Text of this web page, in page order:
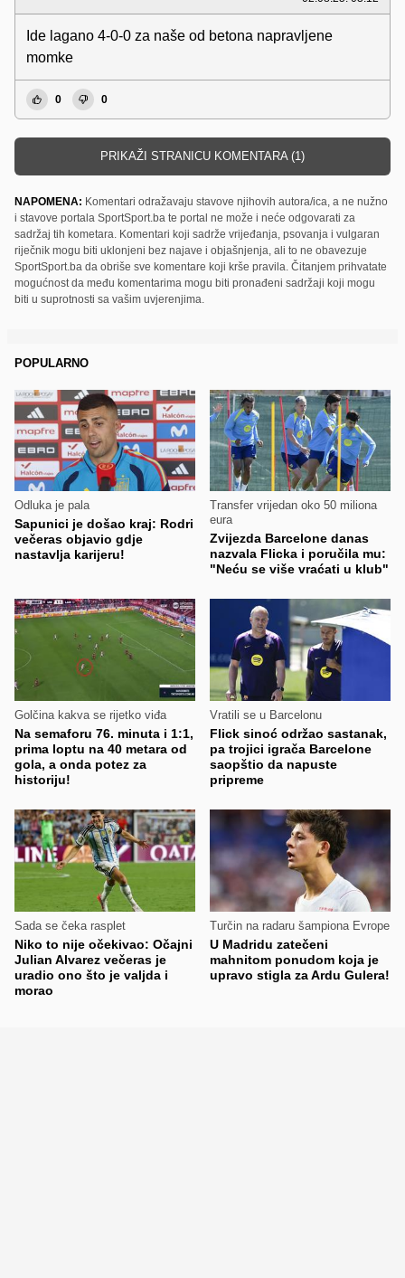
Ide lagano 4-0-0 za naše od betona napravljene
momke
0 0
PRIKAŽI STRANICU KOMENTARA (1)
NAPOMENA: Komentari odražavaju stavove njihovih autora/ica, a ne nužno
i stavove portala SportSport.ba te portal ne može i neće odgovarati za
sadržaj tih kometara. Komentari koji sadrže vrijeđanja, psovanja i vulgaran
riječnik mogu biti uklonjeni bez najave i objašnjenja, ali to ne obavezuje
SportSport.ba da obriše sve komentare koji krše pravila. Čitanjem prihvatate
mogućnost da među komentarima mogu biti pronađeni sadržaji koji mogu
biti u suprotnosti sa vašim uvjerenjima.
POPULARNO
Odluka je pala
Sapunici je došao kraj: Rodri
večeras objavio gdje
nastavlja karijeru!
Transfer vrijedan oko 50 miliona
eura
Zvijezda Barcelone danas
nazvala Flicka i poručila mu:
"Neću se više vraćati u klub"
Golčina kakva se rijetko viđa
Na semaforu 76. minuta i 1:1,
prima loptu na 40 metara od
gola, a onda potez za
historiju!
Vratili se u Barcelonu
Flick sinoć održao sastanak,
pa trojici igrača Barcelone
saopštio da napuste
pripreme
Sada se čeka rasplet
Niko to nije očekivao: Očajni
Julian Alvarez večeras je
uradio ono što je valjda i
morao
Turčin na radaru šampiona Evrope
U Madridu zatečeni
mahnitom ponudom koja je
upravo stigla za Ardu Gulera!